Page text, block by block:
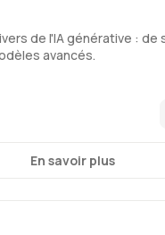
de l'IA générative : de
avancés.
En savoir plus